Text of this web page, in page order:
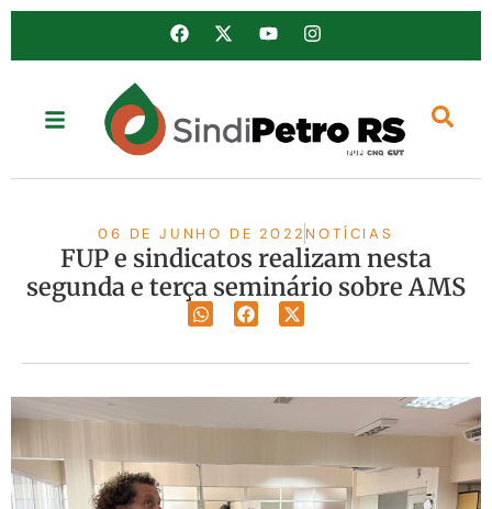
06 DE JUNHO DE 2022 NOTÍCIAS
FUP e sindicatos realizam nesta
segunda e terça seminário sobre AMS